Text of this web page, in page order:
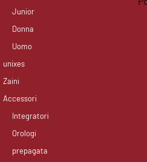
Junior
Donna
Uomo
unixes
Zaini
Accessori
Integratori
Orologi
prepagata